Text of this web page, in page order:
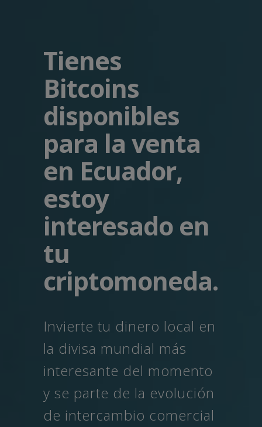
Tienes
Bitcoins
disponibles
para la venta
en Ecuador,
estoy
interesado en
tu
criptomoneda.
Invierte tu dinero local en
la divisa mundial más
interesante del momento
y se parte de la evolución
de intercambio comercial